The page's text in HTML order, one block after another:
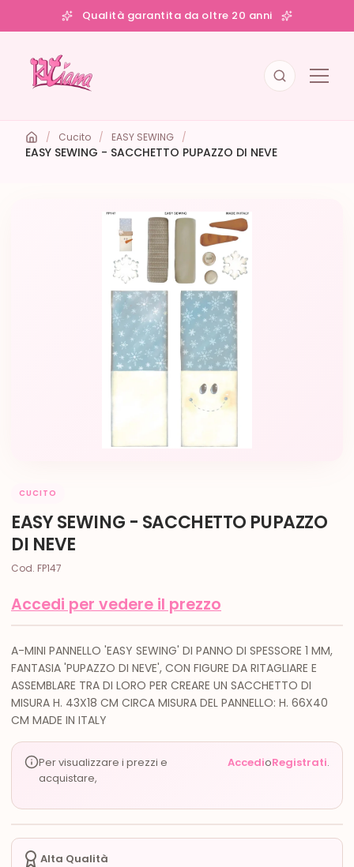
Qualità garantita da oltre 20 anni
/ Cucito / EASY SEWING /
EASY SEWING - SACCHETTO PUPAZZO DI NEVE
CUCITO
EASY SEWING - SACCHETTO PUPAZZO
DI NEVE
Cod. FP147
Accedi per vedere il prezzo
A-MINI PANNELLO 'EASY SEWING' DI PANNO DI SPESSORE 1 MM,
FANTASIA 'PUPAZZO DI NEVE', CON FIGURE DA RITAGLIARE E
ASSEMBLARE TRA DI LORO PER CREARE UN SACCHETTO DI
MISURA H. 43X18 CM CIRCA MISURA DEL PANNELLO: H. 66X40
CM MADE IN ITALY
Per visualizzare i prezzi e
acquistare,
AccedioRegistrati.
Alta Qualità